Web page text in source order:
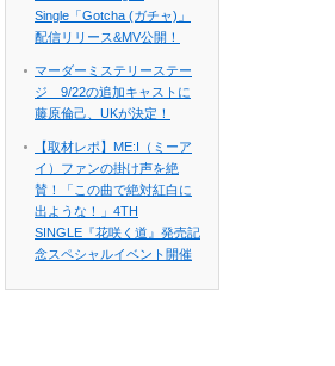
Single「Gotcha (ガチャ)」
配信リリース&MV公開！
マーダーミステリーステー
ジ 9/22の追加キャストに
藤原倫己、UKが決定！
【取材レポ】ME:I（ミーア
イ）ファンの掛け声を絶
賛！「この曲で絶対紅白に
出ような！」4TH
SINGLE『花咲く道』発売記
念スペシャルイベント開催